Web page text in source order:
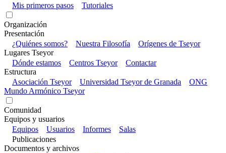
Mis primeros pasos
Tutoriales
Organización
Presentación
¿Quiénes somos?
Nuestra Filosofía
Orígenes de Tseyor
Lugares Tseyor
Dónde estamos
Centros Tseyor
Contactar
Estructura
Asociación Tseyor
Universidad Tseyor de Granada
ONG
Mundo Armónico Tseyor
Comunidad
Equipos y usuarios
Equipos
Usuarios Informes
Salas
Publicaciones
Documentos y archivos